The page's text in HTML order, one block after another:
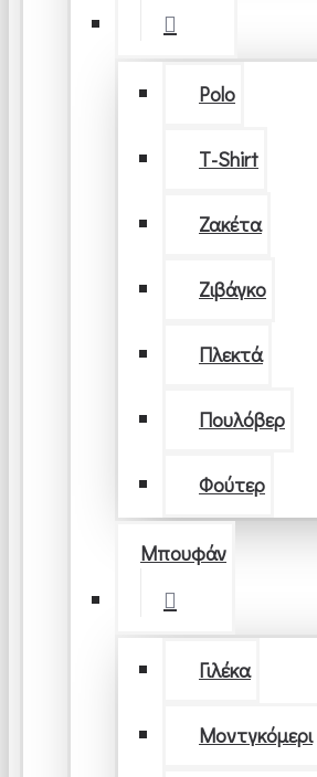
Polo
T-Shirt
Ζακέτα
Ζιβάγκο
Πλεκτά
Πουλόβερ
Φούτερ
Μπουφάν
Γιλέκα
Μοντγκόμερι